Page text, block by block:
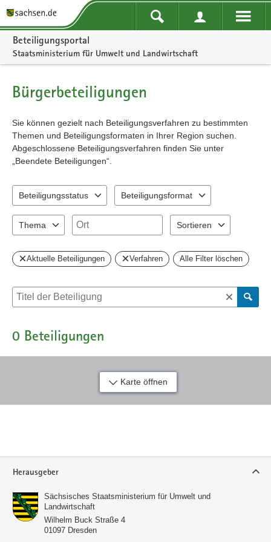
Portalnavigation
Beteiligungsportal
Staatsministerium für Umwelt und Landwirtschaft
Bürgerbeteiligungen
Sie können gezielt nach Beteiligungsverfahren zu bestimmten
Themen und Beteiligungsformaten in Ihrer Region suchen.
Abgeschlossene Beteiligungsverfahren finden Sie unter
„Beendete Beteiligungen“.
Beteiligungsstatus
Beteiligungsformat
Thema
Ort
Sortieren
Aktuelle Beteiligungen Verfahren Alle Filter löschen
Suche nach Beteiligung
0 Beteiligungen
Karte öffnen
Herausgeber
Sächsisches Staatsministerium für Umwelt und
Landwirtschaft
Wilhelm Buck Straße 4
01097 Dresden